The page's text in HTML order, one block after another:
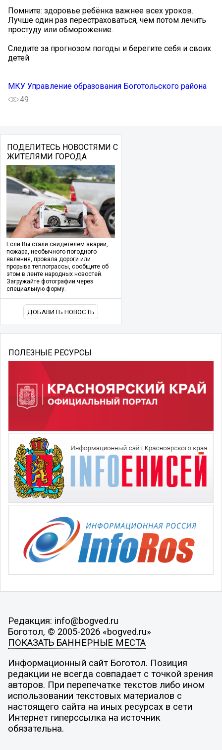
Помните: здоровье ребёнка важнее всех уроков.
Лучше один раз перестраховаться, чем потом лечить
простуду или обморожение.
Следите за прогнозом погоды и берегите себя и своих
детей
МКУ Управление образования Боготольского района
49
ПОДЕЛИТЕСЬ НОВОСТЯМИ С
ЖИТЕЛЯМИ ГОРОДА
Если Вы стали свидетелем аварии,
пожара, необычного погодного
явления, провала дороги или
прорыва теплотрассы, сообщите об
этом в ленте народных новостей.
Загружайте фотографии через
специальную форму.
ДОБАВИТЬ НОВОСТЬ
ПОЛЕЗНЫЕ РЕСУРСЫ
Редакция: info@bogved.ru
Боготол, © 2005-2026 «bogved.ru»
ПОКАЗАТЬ БАННЕРНЫЕ МЕСТА
Информационный сайт Боготол. Позиция
редакции не всегда совпадает с точкой зрения
авторов. При перепечатке текстов либо ином
использовании текстовых материалов с
настоящего сайта на иных ресурсах в сети
Интернет гиперссылка на источник
обязательна.